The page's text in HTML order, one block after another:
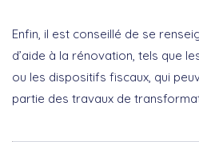
Enfin, il est conseillé de se
d’aide à la rénovation, tels que
ou les dispositifs fiscaux, qui
partie des travaux de